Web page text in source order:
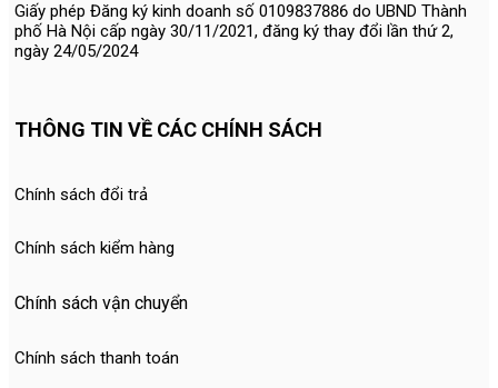
THÔNG TIN VỀ CÁC CHÍNH SÁCH
Chính sách thanh toán
Chính sách đổi trả
Chính sách vận chuyển
Chính sách kiểm hàng
Giấy phép Đăng ký kinh doanh số 0109837886 do UBND Thành
phố Hà Nội cấp ngày 30/11/2021, đăng ký thay đổi lần thứ 2,
ngày 24/05/2024